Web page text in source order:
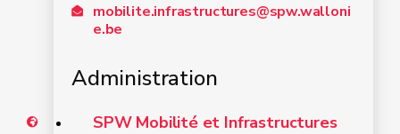
mobilite.infrastructures@spw.walloni
e.be
Administration
SPW Mobilité et Infrastructures